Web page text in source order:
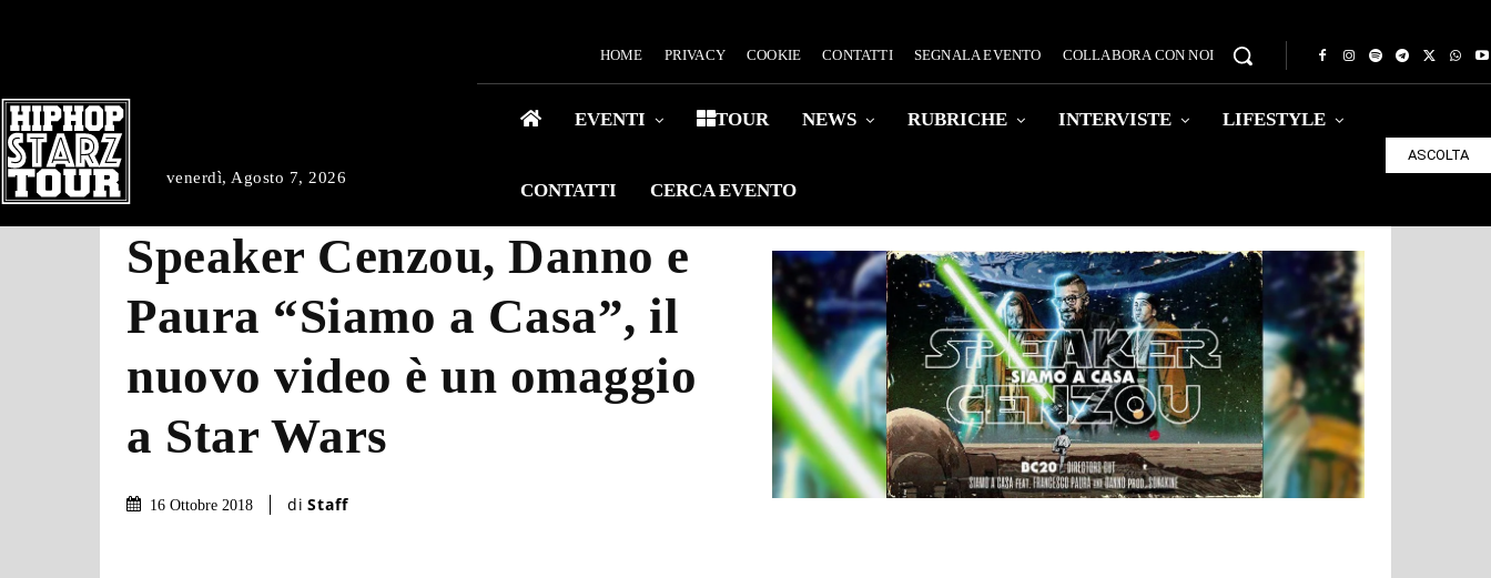
venerdì, Agosto 7, 2026
HOME PRIVACY COOKIE CONTATTI SEGNALA EVENTO COLLABORA CON NOI
EVENTI TOUR NEWS RUBRICHE INTERVISTE LIFESTYLE
CONTATTI CERCA EVENTO
ASCOLTA
Speaker Cenzou, Danno e
Paura “Siamo a Casa”, il
nuovo video è un omaggio
a Star Wars
16 Ottobre 2018 di Staff